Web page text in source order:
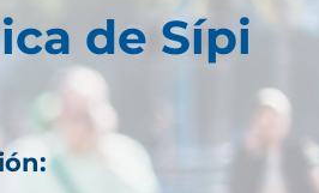
de Sípi